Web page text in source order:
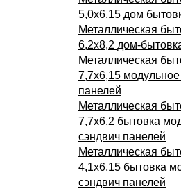
5,0х6,15 дом
Металлическая
6,2х8,2 дом-
Металлическая
7,7х6,15
панелей
Металлическая
7,7х6,2 бытовка
сэндвич панелей
Металлическая
4,1х6,15 бытовка
сэндвич панелей